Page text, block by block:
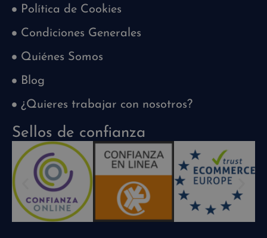
Política de Cookies
Condiciones Generales
Quiénes Somos
Blog
¿Quieres trabajar con nosotros?
Sellos de confianza